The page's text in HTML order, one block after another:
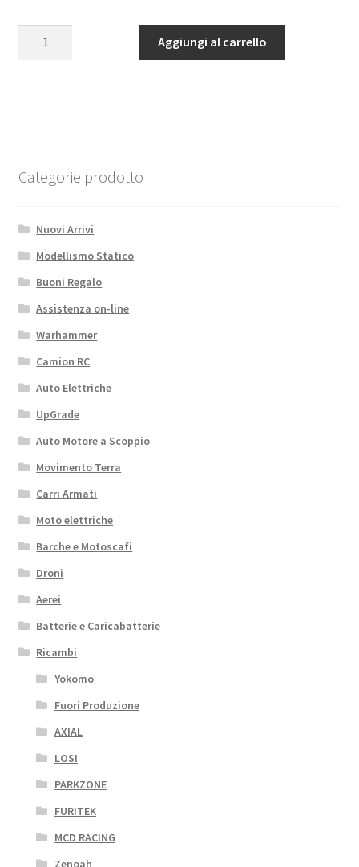
Aggiungi al carrello
Categorie prodotto
Nuovi Arrivi
Modellismo Statico
Buoni Regalo
Assistenza on-line
Warhammer
Camion RC
Auto Elettriche
UpGrade
Auto Motore a Scoppio
Movimento Terra
Carri Armati
Moto elettriche
Barche e Motoscafi
Droni
Aerei
Batterie e Caricabatterie
Ricambi
Yokomo
Fuori Produzione
AXIAL
LOSI
PARKZONE
FURITEK
MCD RACING
Zenoah